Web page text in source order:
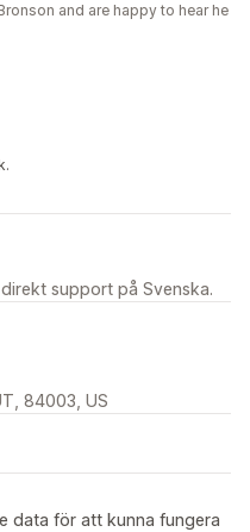
and are happy to hear he
support på Svenska.
84003, US
data för att kunna fungera